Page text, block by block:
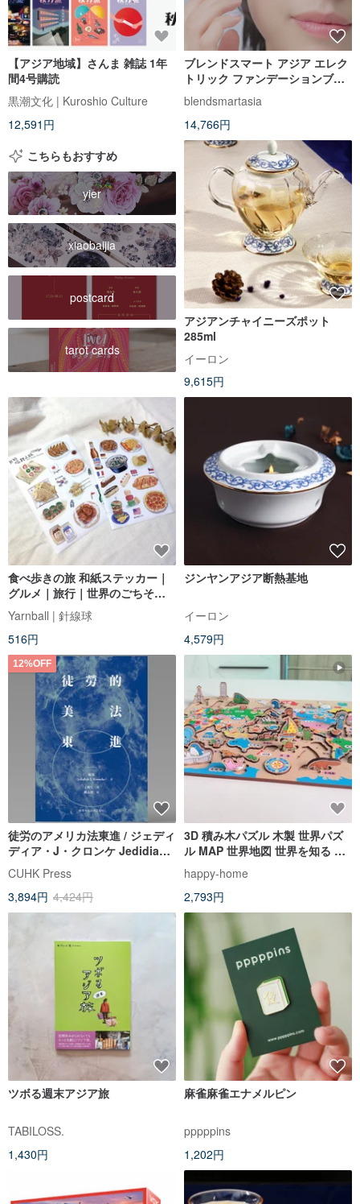
【アジア地域】さんま 雑誌 1年
間4号購読
黒潮文化 | Kuroshio Culture
12,591円
ブレンドスマート アジア エレク
トリック ファンデーションブラ
シセット
blendsmartasia
14,766円
こちらもおすすめ
yier
xiaobaijia
postcard
tarot cards
アジアンチャイニーズポット
285ml
イーロン
9,615円
食べ歩きの旅 和紙ステッカー｜
グルメ｜旅行｜世界のごちそう
｜文具｜手帳シール｜針線球
Yarnball | 針線球
516円
ジンヤンアジア断熱基地
イーロン
4,579円
12%OFF
徒労のアメリカ法東進 / ジェディ
ディア・J・クロンケ Jedidiah
J. Kroncke 著
CUHK Press
3,894円 4,424円
3D 積み木パズル 木製 世界パズ
ル MAP 世界地図 世界を知る ア
ジアを知る
happy-home
2,793円
ツボる週末アジア旅
TABILOSS.
1,430円
麻雀麻雀エナメルピン
pppppins
1,202円